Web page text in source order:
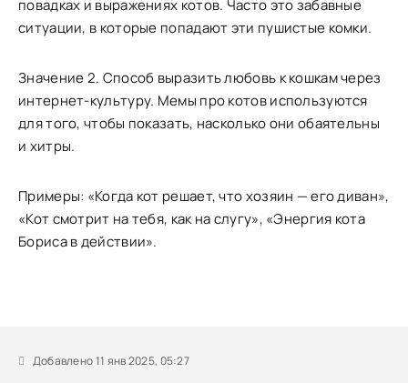
повадках и выражениях котов. Часто это забавные
ситуации, в которые попадают эти пушистые комки.
Значение 2. Способ выразить любовь к кошкам через
интернет-культуру. Мемы про котов используются
для того, чтобы показать, насколько они обаятельны
и хитры.
Примеры: «Когда кот решает, что хозяин — его диван»,
«Кот смотрит на тебя, как на слугу», «Энергия кота
Бориса в действии».
Добавлено 11 янв 2025, 05:27